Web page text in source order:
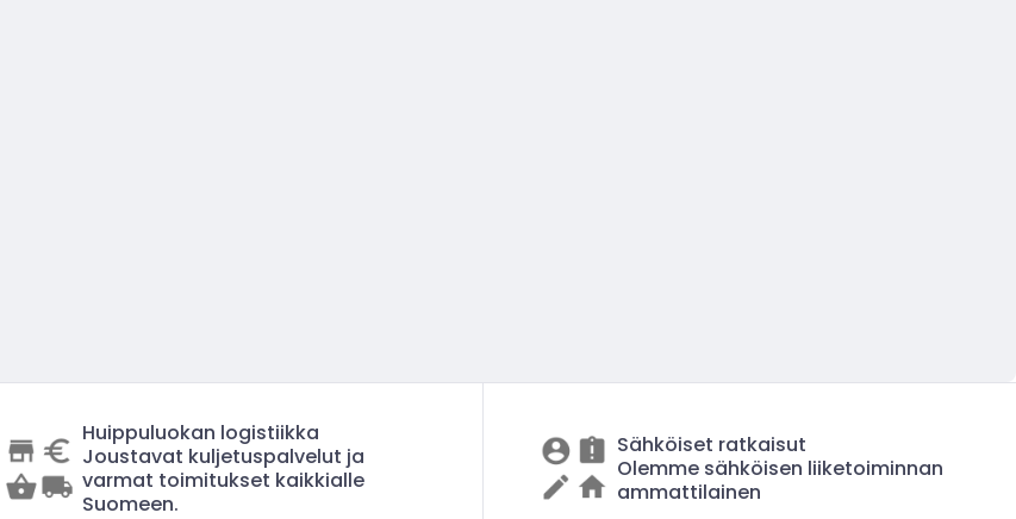
Huippuluokan logistiikka
Joustavat kuljetuspalvelut ja
varmat toimitukset kaikkialle
Suomeen.
Sähköiset ratkaisut
Olemme sähköisen liiketoiminnan
ammattilainen